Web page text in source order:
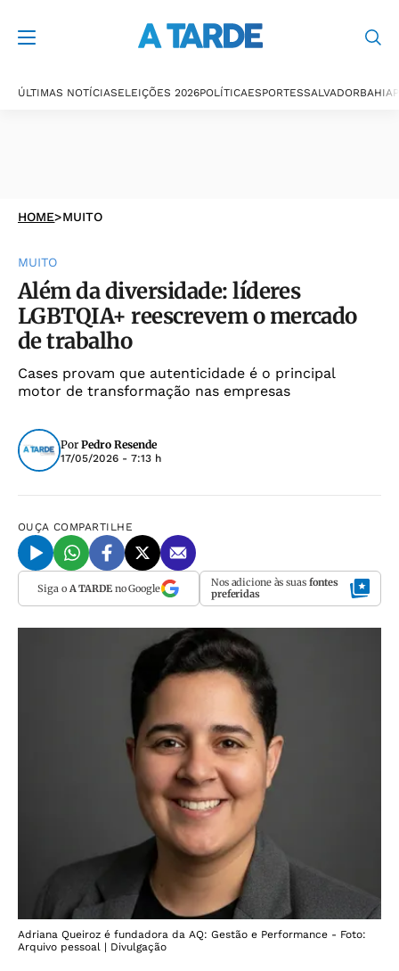
ÚLTIMAS NOTÍCIASELEIÇÕES 2026POLÍTICAESPORTESSALVADORBAHIA
HOME>MUITO
MUITO
Além da diversidade: líderes
LGBTQIA+ reescrevem o mercado
de trabalho
Cases provam que autenticidade é o principal
motor de transformação nas empresas
Por Pedro Resende
17/05/2026 - 7:13 h
OUÇA COMPARTILHE
Siga o A TARDEno Google Nos adicione às suas fontes
preferidas
Adriana Queiroz é fundadora da AQ: Gestão e Performance - Foto:
Arquivo pessoal | Divulgação